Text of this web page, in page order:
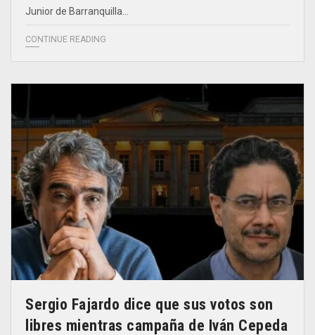
Junior de Barranquilla…
CONTINUE READING
Sergio Fajardo dice que sus votos son
libres mientras campaña de Iván Cepeda